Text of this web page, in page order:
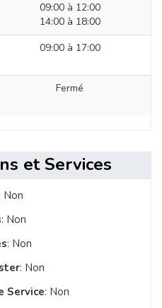
09:00 à 12:00
14:00 à 18:00
09:00 à 17:00
Fermé
et Services
: Non
: Non
: Non
: Non
Service: Non